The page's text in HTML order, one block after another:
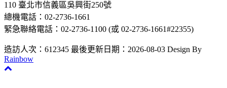
110 臺北市信義區吳興街250號
總機電話：02-2736-1661
緊急聯絡電話：02-2736-1100 (或 02-2736-1661#22355)
造訪人次：612345 最後更新日期：2026-08-03 Design By
Rainbow